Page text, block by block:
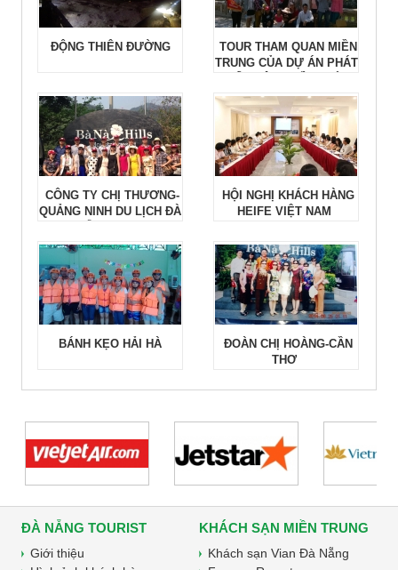
ĐỘNG THIÊN ĐƯỜNG
TOUR THAM QUAN MIỀN
TRUNG CỦA DỰ ÁN PHÁT
THUẬN
CÔNG TY CHỊ THƯƠNG-
QUẢNG NINH DU LỊCH ĐÀ
HỘI NGHỊ KHÁCH HÀNG
HEIFE VIỆT NAM
BÁNH KẸO HẢI HÀ
ĐOÀN CHỊ HOÀNG-CẦN
THƠ
ĐÀ NẴNG TOURIST
Giới thiệu
KHÁCH SẠN MIỀN TRUNG
Khách sạn Vian Đà Nẵng